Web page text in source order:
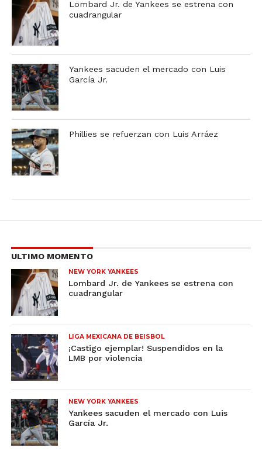
Lombard Jr. de Yankees se estrena con
cuadrangular
Yankees sacuden el mercado con Luis
García Jr.
Phillies se refuerzan con Luis Arráez
ULTIMO MOMENTO
NEW YORK YANKEES
Lombard Jr. de Yankees se estrena con
cuadrangular
LIGA MEXICANA DE BEISBOL
¡Castigo ejemplar! Suspendidos en la
LMB por violencia
NEW YORK YANKEES
Yankees sacuden el mercado con Luis
García Jr.